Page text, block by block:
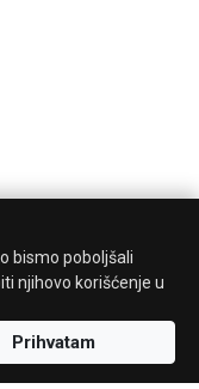
bismo poboljšali
njihovo korišćenje u
Prihvatam